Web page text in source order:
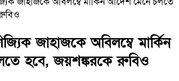
জাহাজকে অবিলম্বে মার্কিন
হবে, জয়শঙ্করকে রুবিও